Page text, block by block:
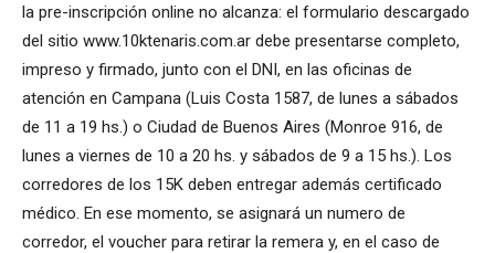
la pre-inscripción online no alcanza: el formulario descargado
del sitio www.10ktenaris.com.ar debe presentarse completo,
impreso y firmado, junto con el DNI, en las oficinas de
atención en Campana (Luis Costa 1587, de lunes a sábados
de 11 a 19 hs.) o Ciudad de Buenos Aires (Monroe 916, de
lunes a viernes de 10 a 20 hs. y sábados de 9 a 15 hs.). Los
corredores de los 15K deben entregar además certificado
médico. En ese momento, se asignará un numero de
corredor, el voucher para retirar la remera y, en el caso de